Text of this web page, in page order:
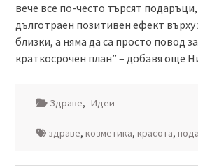
вече все по-често търсят
дълготраен позитивен ефект
близки, а няма да са просто повод
краткосрочен план” – добавя още
Здраве, Идеи
здраве, козметика, красота,